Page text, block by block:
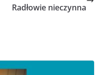
Radłowie nieczynna